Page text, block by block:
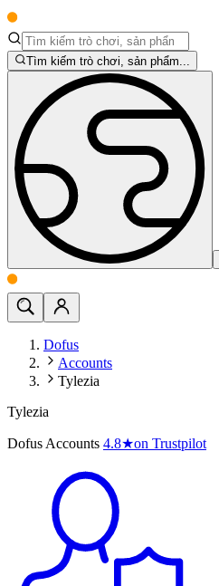
Tìm kiếm trò chơi, sản phẩm...
Dofus
Accounts
Tylezia
Tylezia
Dofus Accounts 4.8★on Trustpilot